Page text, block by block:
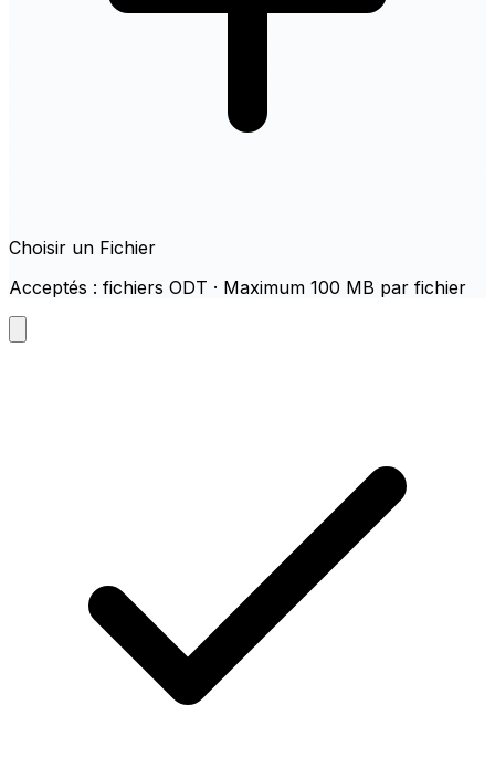
Choisir un Fichier
Acceptés : fichiers ODT · Maximum 100 MB par fichier